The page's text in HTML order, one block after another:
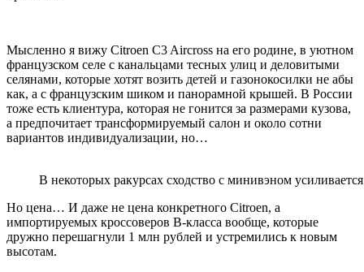
Мысленно я вижу Citroen C3 Aircross на его родине, в уютном
французском селе с канальцами тесных улиц и деловитыми
селянами, которые хотят возить детей и газонокосилки не абы
как, а с французским шиком и панорамной крышей. В России
тоже есть клиентура, которая не гонится за размерами кузова,
а предпочитает трансформируемый салон и около сотни
вариантов индивидуализации, но…
В некоторых ракурсах сходство с минивэном усиливается
Но цена… И даже не цена конкретного Citroen, а
импортируемых кроссоверов B-класса вообще, которые
дружно перешагнули 1 млн рублей и устремились к новым
высотам.